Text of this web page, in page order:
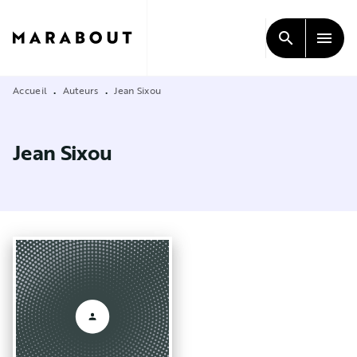
CONTENU
search menu
Accueil • Auteurs • Jean Sixou
Jean Sixou